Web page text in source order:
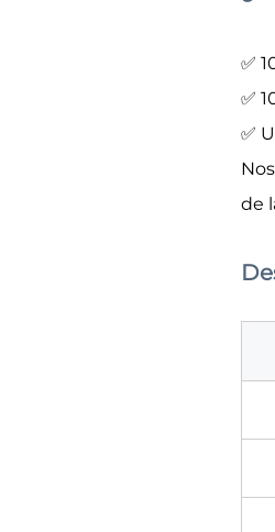
✅
✅
✅
de